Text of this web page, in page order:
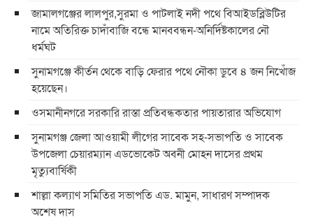
জামালগঞ্জের লালপুর,সুরমা ও পাটলাই নদী পথে বিআইডব্লিউটির
নামে অতিরিক্ত চাদাঁবাজি বন্ধে মানববন্ধন-অনির্দিষ্টকালের নৌ
ধর্মঘট
সুনামগঞ্জে কীর্তন থেকে বাড়ি ফেরার পথে নৌকা ডুবে ৪ জন নিখোঁজ
হয়েছেন।
ওসমানীনগরে সরকারি রাস্তা প্রতিবন্ধকতার পায়তারার অভিযোগ
সুনামগঞ্জ জেলা আওয়ামী লীগের সাবেক সহ-সভাপতি ও সাবেক
উপজেলা চেয়ারম্যান এডভোকেট অবনী মোহন দাসের প্রথম
মৃত্যুবার্ষিকী
শাল্লা কল্যাণ সমিতির সভাপতি এড. মামুন, সাধারণ সম্পাদক
অশেষ দাস